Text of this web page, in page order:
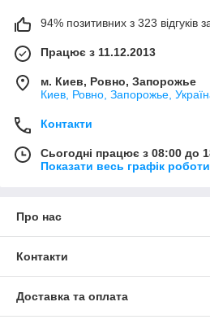
94% позитивних з 323 відгуків
Працює з 11.12.2013
м. Киев, Ровно, Запорожье
Киев, Ровно, Запорожье,
Контакти
Сьогодні працює з 08:00 до
Показати весь графік роботи
Про нас
Контакти
Доставка та оплата